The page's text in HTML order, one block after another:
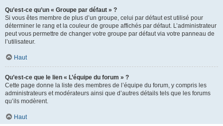
Qu’est-ce qu’un « Groupe par défaut » ?
Si vous êtes membre de plus d’un groupe, celui par défaut est utilisé pour
déterminer le rang et la couleur de groupe affichés par défaut. L’administrateur
peut vous permettre de changer votre groupe par défaut via votre panneau de
l’utilisateur.
Haut
Qu’est-ce que le lien « L’équipe du forum » ?
Cette page donne la liste des membres de l’équipe du forum, y compris les
administrateurs et modérateurs ainsi que d’autres détails tels que les forums
qu’ils modèrent.
Haut